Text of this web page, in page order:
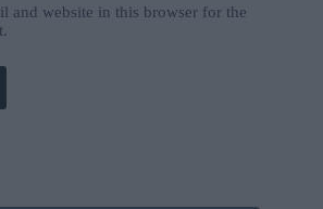
and website in this browser for the